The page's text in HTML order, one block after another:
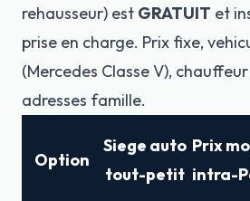
rehausseur) est GRATUIT et
prise en charge. Prix fixe,
(Mercedes Classe V),
adresses famille.
Option
Siege auto
tout-petit
Prix
intra-